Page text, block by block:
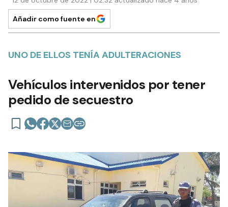
Añadir como fuente en
UNO DE ELLOS TENÍA ADULTERACIONES
Vehículos intervenidos por tener
pedido de secuestro